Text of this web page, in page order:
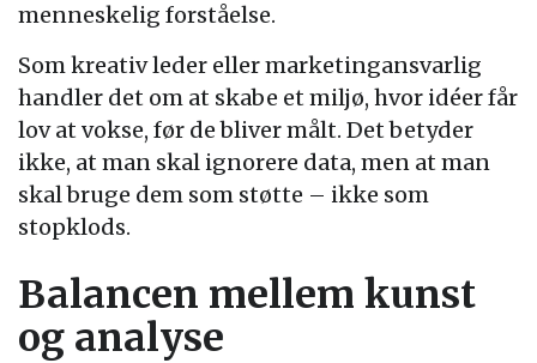
menneskelig forståelse.
Som kreativ leder eller marketingansvarlig
handler det om at skabe et miljø, hvor idéer får
lov at vokse, før de bliver målt. Det betyder
ikke, at man skal ignorere data, men at man
skal bruge dem som støtte – ikke som
stopklods.
Balancen mellem kunst
og analyse